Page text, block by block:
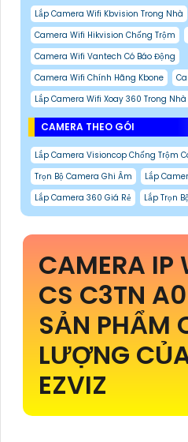
Lắp Camera Wifi Kbvision Trong Nhà
Camera Wifi Hikvision Chống Trộm
Camera Wifi Vantech Có Báo Động
Camera Wifi Chính Hãng Kbone
Lắp Camera Wifi Xoay 360 Trong
CAMERA THEO GÓI
Lắp Camera Visioncop Chống Trộm
Trọn Bộ Camera Ghi Âm
Lắp
Lắp Camera 360 Giá Rẻ
Lắp Trọn
CAMERA IP
CS C3TN
SẢN PHẨM
LƯỢNG
EZVIZ